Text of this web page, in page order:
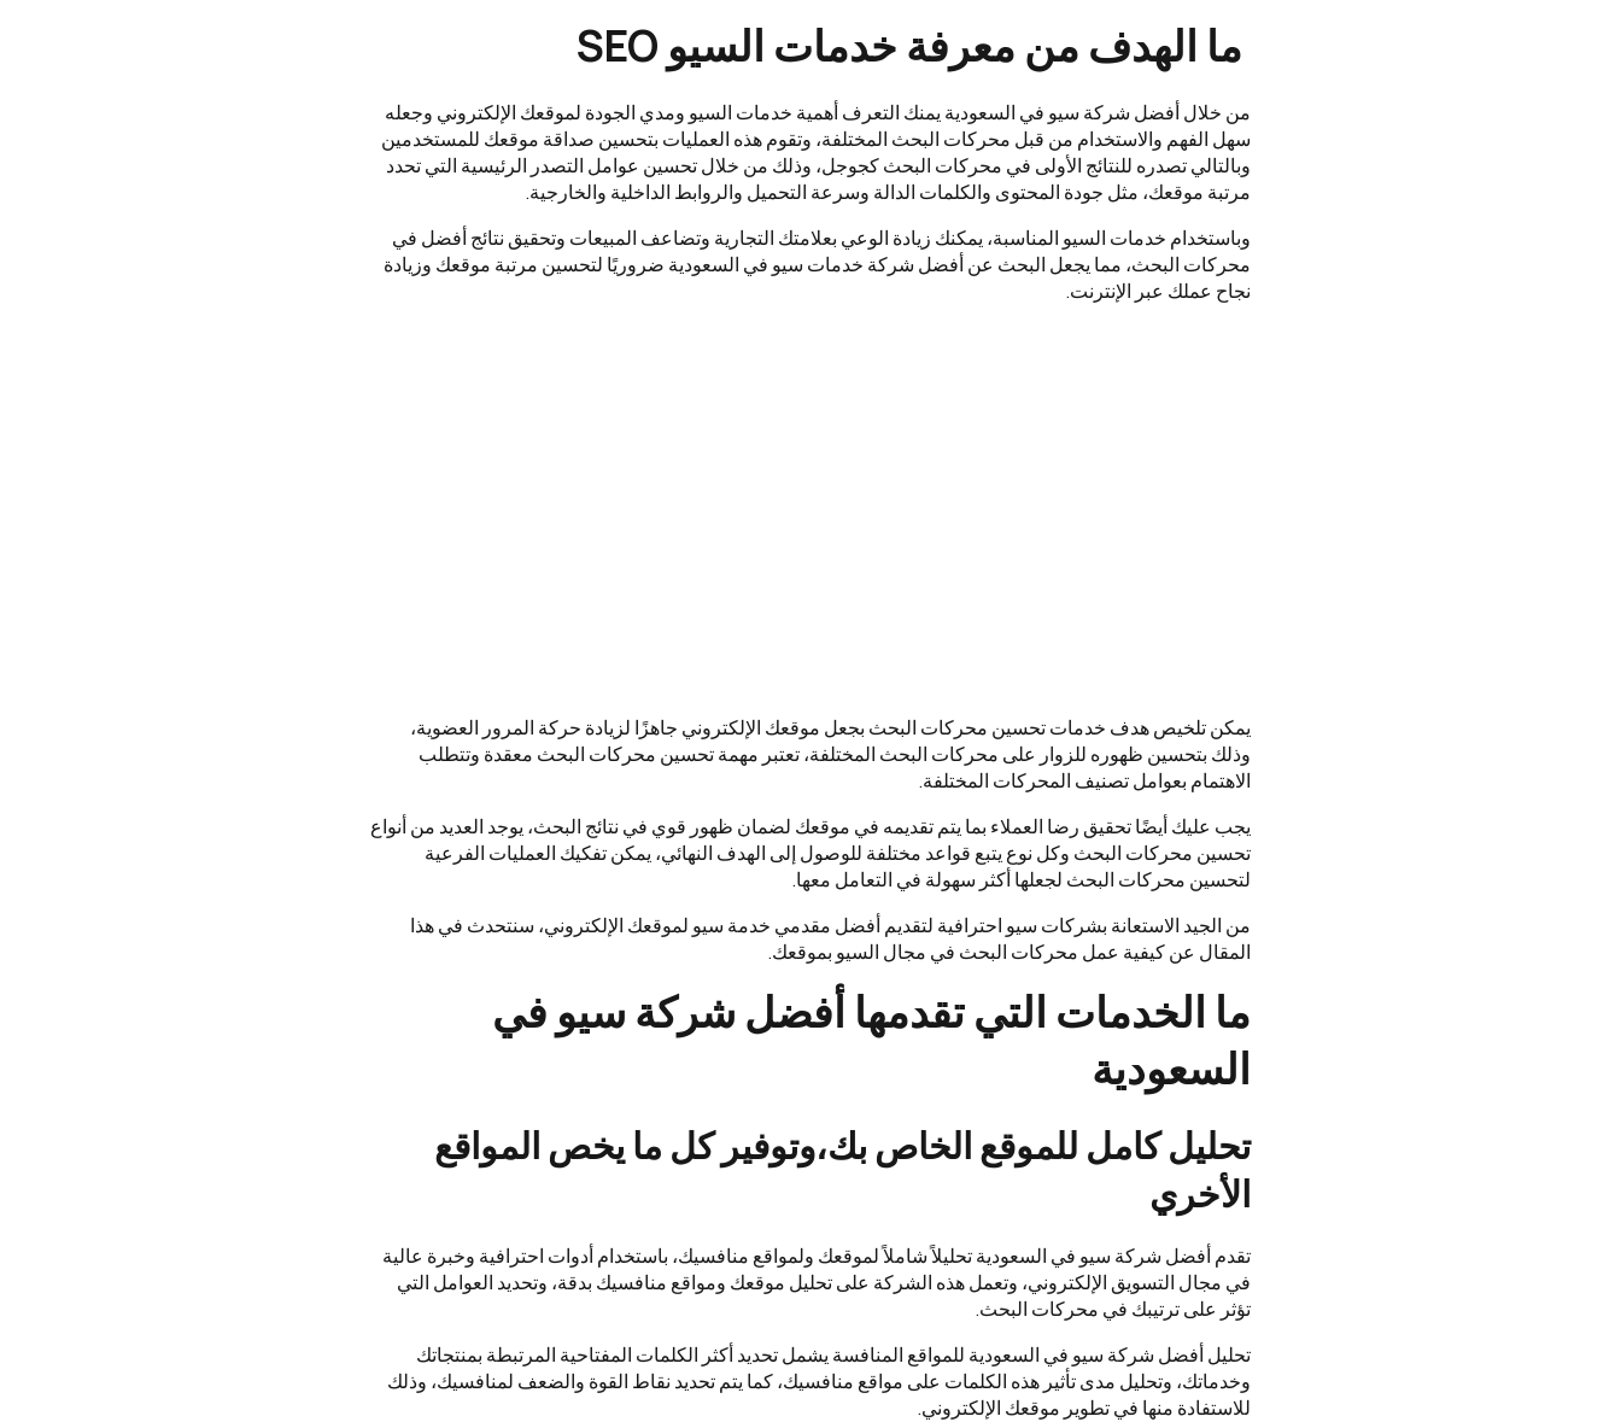
ما الهدف من معرفة خدمات السيو SEO
من خلال أفضل شركة سيو في السعودية يمنك التعرف أهمية خدمات السيو ومدي الجودة لموقعك الإلكتروني وجعله
سهل الفهم والاستخدام من قبل محركات البحث المختلفة، وتقوم هذه العمليات بتحسين صداقة موقعك للمستخدمين
وبالتالي تصدره للنتائج الأولى في محركات البحث كجوجل، وذلك من خلال تحسين عوامل التصدر الرئيسية التي تحدد
مرتبة موقعك، مثل جودة المحتوى والكلمات الدالة وسرعة التحميل والروابط الداخلية والخارجية.
وباستخدام خدمات السيو المناسبة، يمكنك زيادة الوعي بعلامتك التجارية وتضاعف المبيعات وتحقيق نتائج أفضل في
محركات البحث، مما يجعل البحث عن أفضل شركة خدمات سيو في السعودية ضروريًا لتحسين مرتبة موقعك وزيادة
نجاح عملك عبر الإنترنت.
يمكن تلخيص هدف خدمات تحسين محركات البحث بجعل موقعك الإلكتروني جاهزًا لزيادة حركة المرور العضوية،
وذلك بتحسين ظهوره للزوار على محركات البحث المختلفة، تعتبر مهمة تحسين محركات البحث معقدة وتتطلب
الاهتمام بعوامل تصنيف المحركات المختلفة.
يجب عليك أيضًا تحقيق رضا العملاء بما يتم تقديمه في موقعك لضمان ظهور قوي في نتائج البحث، يوجد العديد من أنواع
تحسين محركات البحث وكل نوع يتبع قواعد مختلفة للوصول إلى الهدف النهائي، يمكن تفكيك العمليات الفرعية
لتحسين محركات البحث لجعلها أكثر سهولة في التعامل معها.
من الجيد الاستعانة بشركات سيو احترافية لتقديم أفضل مقدمي خدمة سيو لموقعك الإلكتروني، سنتحدث في هذا
المقال عن كيفية عمل محركات البحث في مجال السيو بموقعك.
ما الخدمات التي تقدمها أفضل شركة سيو في
السعودية
تحليل كامل للموقع الخاص بك،وتوفير كل ما يخص المواقع
الأخري
تقدم أفضل شركة سيو في السعودية تحليلاً شاملاً لموقعك ولمواقع منافسيك، باستخدام أدوات احترافية وخبرة عالية
في مجال التسويق الإلكتروني، وتعمل هذه الشركة على تحليل موقعك ومواقع منافسيك بدقة، وتحديد العوامل التي
تؤثر على ترتيبك في محركات البحث.
تحليل أفضل شركة سيو في السعودية للمواقع المنافسة يشمل تحديد أكثر الكلمات المفتاحية المرتبطة بمنتجاتك
وخدماتك، وتحليل مدى تأثير هذه الكلمات على مواقع منافسيك، كما يتم تحديد نقاط القوة والضعف لمنافسيك، وذلك
للاستفادة منها في تطوير موقعك الإلكتروني.